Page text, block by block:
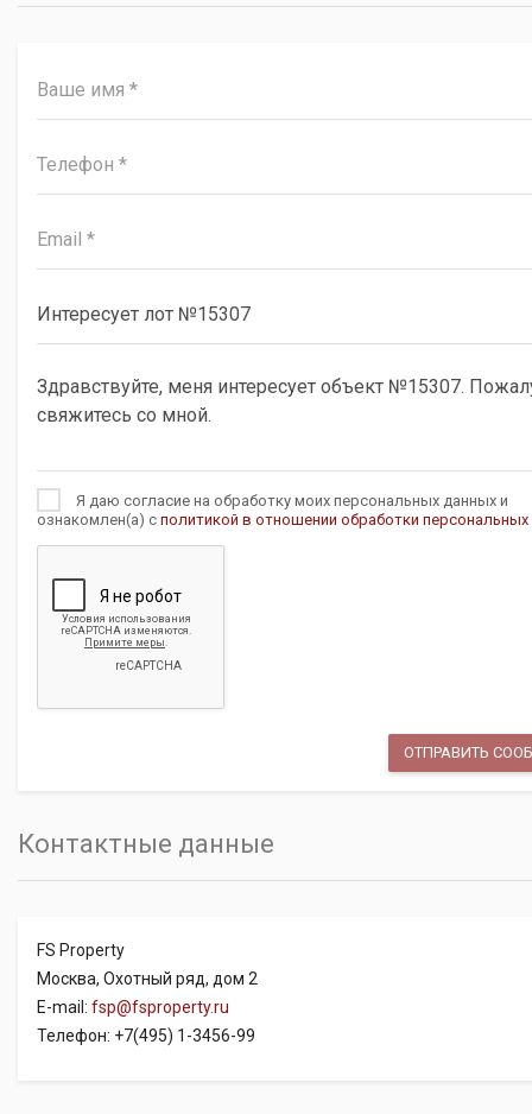
Я даю согласие на обработку моих персональных данных и
ознакомлен(а) с политикой в отношении обработки
Контактные данные
FS Property
Москва, Охотный ряд, дом 2
E-mail: fsp@fsproperty.ru
Телефон: +7(495) 1-3456-99